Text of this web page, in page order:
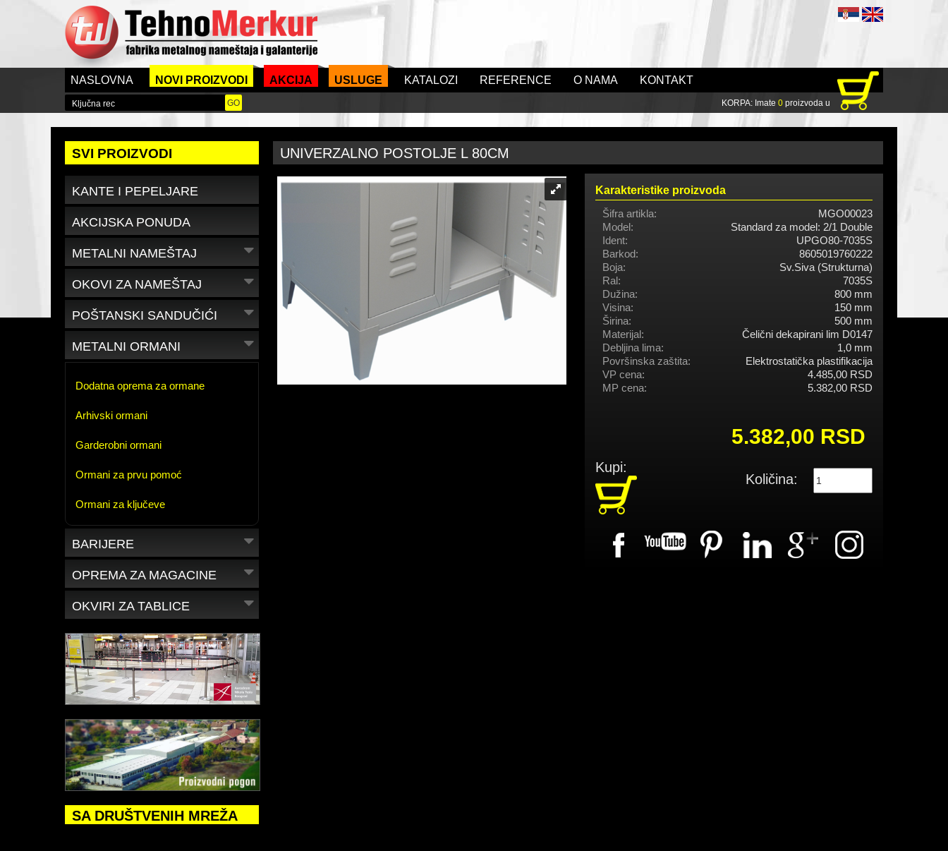
NASLOVNA NOVI PROIZVODI AKCIJA USLUGE KATALOZI REFERENCE O NAMA KONTAKT
KORPA: Imate 0 proizvoda u
SVI PROIZVODI
KANTE I PEPELJARE
AKCIJSKA PONUDA
METALNI NAMEŠTAJ
OKOVI ZA NAMEŠTAJ
POŠTANSKI SANDUČIĆI
METALNI ORMANI
Dodatna oprema za ormane
Arhivski ormani
Garderobni ormani
Ormani za prvu pomoć
Ormani za ključeve
BARIJERE
OPREMA ZA MAGACINE
OKVIRI ZA TABLICE
SA DRUŠTVENIH MREŽA
UNIVERZALNO POSTOLJE L 80CM
Karakteristike proizvoda
Šifra artikla:
MGO00023
Model:
Standard za model: 2/1 Double
Ident:
UPGO80-7035S
Barkod:
8605019760222
Boja:
Sv.Siva (Strukturna)
Ral:
7035S
Dužina:
800 mm
Visina:
150 mm
Širina:
500 mm
Materijal:
Čelični dekapirani lim D0147
Debljina lima:
1,0 mm
Površinska zaštita:
Elektrostatička plastifikacija
VP cena:
4.485,00 RSD
MP cena:
5.382,00 RSD
5.382,00 RSD
Kupi:
Količina: